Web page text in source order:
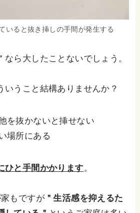
いると抜き挿しの手間が発生する
ら大したことないでしょう。
いうこと結構ありませんか？
を抜かないと挿せない
場所にある
ひと手間かかります。
もですが ＂生活感を抑えるた